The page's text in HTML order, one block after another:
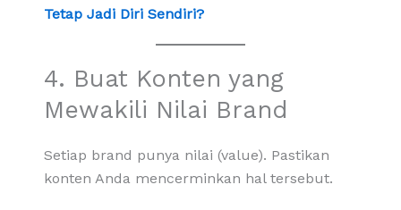
Tetap Jadi Diri Sendiri?
4. Buat Konten yang
Mewakili Nilai Brand
Setiap brand punya nilai (value). Pastikan
konten Anda mencerminkan hal tersebut.